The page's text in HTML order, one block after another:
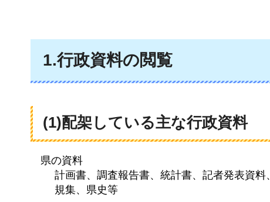
1.行政資料の閲覧
(1)配架している主な行政資料
県の資料
計画書、調査報告書、統計書、記者発表資料
規集、県史等